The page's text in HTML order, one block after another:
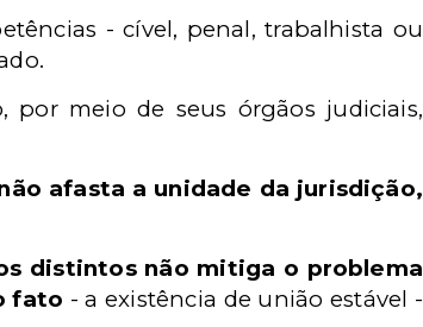
- cível, penal, trabalhista ou
por meio de seus órgãos judiciais,
afasta a unidade da jurisdição,
distintos não mitiga o problema
fato - a existência de união estável -